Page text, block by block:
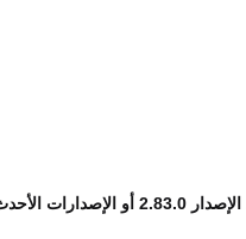
الإصدار 2.83.0 أو الإصدارات الأحدث